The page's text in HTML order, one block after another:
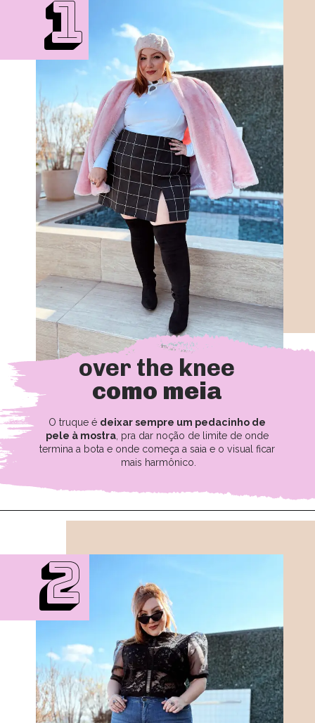
over the knee
como meia
O truque é deixar sempre um pedacinho de
pele à mostra, pra dar noção de limite de onde
termina a bota e onde começa a saia e o visual ficar
mais harmônico.
1
2